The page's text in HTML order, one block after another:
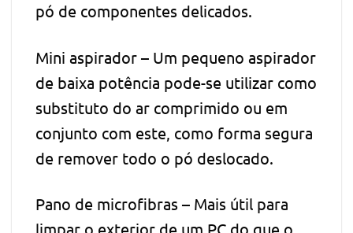
pó de componentes delicados.
Mini aspirador – Um pequeno aspirador
de baixa potência pode-se utilizar como
substituto do ar comprimido ou em
conjunto com este, como forma segura
de remover todo o pó deslocado.
Pano de microfibras – Mais útil para
limpar o exterior de um PC do que o